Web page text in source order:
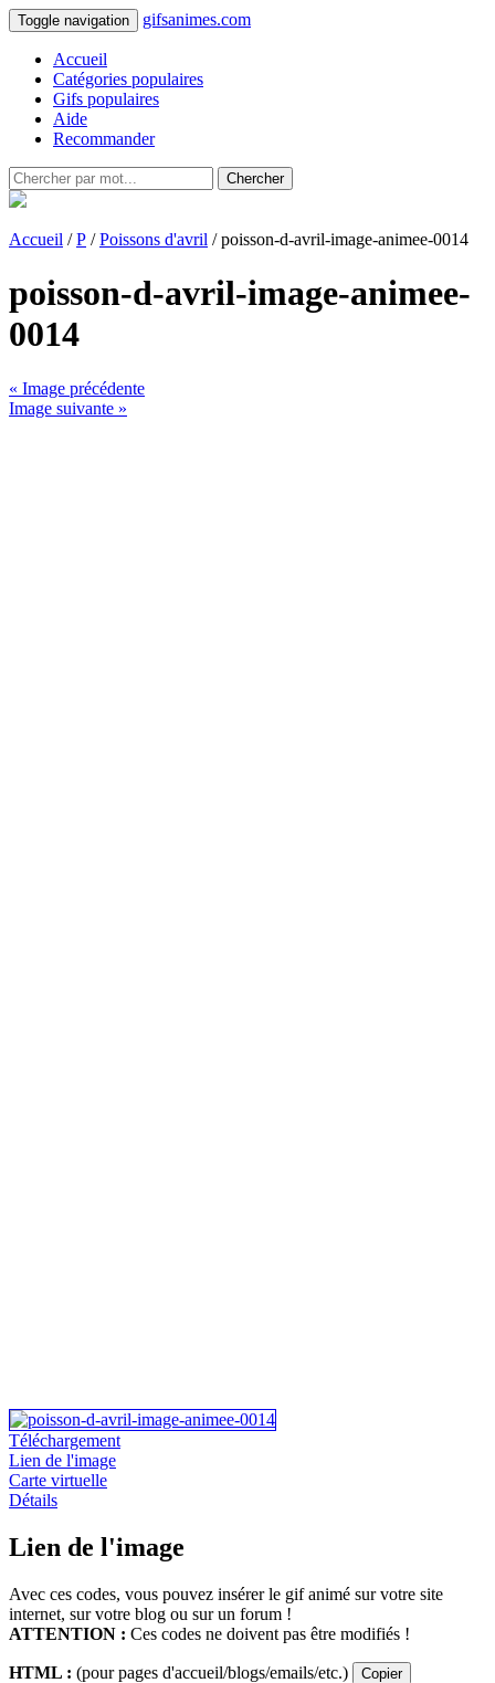
Toggle navigation gifsanimes.com
Accueil
Catégories populaires
Gifs populaires
Aide
Recommander
Chercher
Accueil /P /Poissons d'avril / poisson-d-avril-image-animee-0014
poisson-d-avril-image-animee-
0014
« Image précédente
Image suivante »
Téléchargement
Lien de l'image
Carte virtuelle
Détails
Lien de l'image
Avec ces codes, vous pouvez insérer le gif animé sur votre site
internet, sur votre blog ou sur un forum !
ATTENTION : Ces codes ne doivent pas être modifiés !
HTML : (pour pages d'accueil/blogs/emails/etc.) Copier